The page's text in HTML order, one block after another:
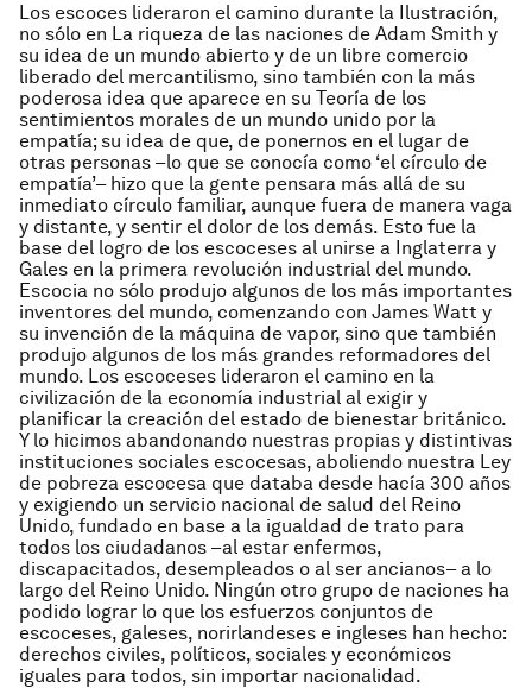
Los escoces lideraron el camino durante la Ilustración,
no sólo en La riqueza de las naciones de Adam Smith y
su idea de un mundo abierto y de un libre comercio
liberado del mercantilismo, sino también con la más
poderosa idea que aparece en su Teoría de los
sentimientos morales de un mundo unido por la
empatía; su idea de que, de ponernos en el lugar de
otras personas –lo que se conocía como ‘el círculo de
empatía’– hizo que la gente pensara más allá de su
inmediato círculo familiar, aunque fuera de manera vaga
y distante, y sentir el dolor de los demás. Esto fue la
base del logro de los escoceses al unirse a Inglaterra y
Gales en la primera revolución industrial del mundo.
Escocia no sólo produjo algunos de los más importantes
inventores del mundo, comenzando con James Watt y
su invención de la máquina de vapor, sino que también
produjo algunos de los más grandes reformadores del
mundo. Los escoceses lideraron el camino en la
civilización de la economía industrial al exigir y
planificar la creación del estado de bienestar británico.
Y lo hicimos abandonando nuestras propias y distintivas
instituciones sociales escocesas, aboliendo nuestra Ley
de pobreza escocesa que databa desde hacía 300 años
y exigiendo un servicio nacional de salud del Reino
Unido, fundado en base a la igualdad de trato para
todos los ciudadanos –al estar enfermos,
discapacitados, desempleados o al ser ancianos– a lo
largo del Reino Unido. Ningún otro grupo de naciones ha
podido lograr lo que los esfuerzos conjuntos de
escoceses, galeses, norirlandeses e ingleses han hecho:
derechos civiles, políticos, sociales y económicos
iguales para todos, sin importar nacionalidad.